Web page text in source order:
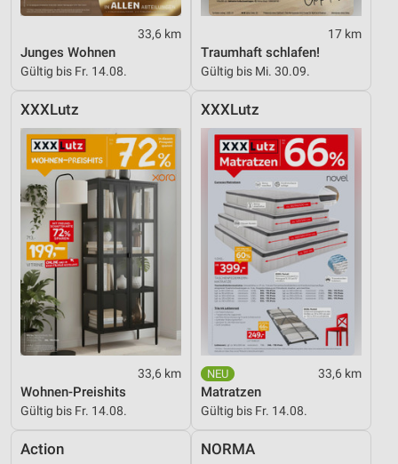
33,6 km
Junges Wohnen
Gültig bis Fr. 14.08.
17 km
Traumhaft schlafen!
Gültig bis Mi. 30.09.
XXXLutz
33,6 km
Wohnen-Preishits
Gültig bis Fr. 14.08.
XXXLutz
33,6 km
Matratzen
Gültig bis Fr. 14.08.
Action NORMA